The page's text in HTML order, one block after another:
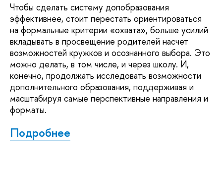
Чтобы сделать систему допобразования
эффективнее, стоит перестать ориентироваться
на формальные критерии «охвата», больше усилий
вкладывать в просвещение родителей насчет
возможностей кружков и осознанного выбора. Это
можно делать, в том числе, и через школу. И,
конечно, продолжать исследовать возможности
дополнительного образования, поддерживая и
масштабируя самые перспективные направления и
форматы.
Подробнее